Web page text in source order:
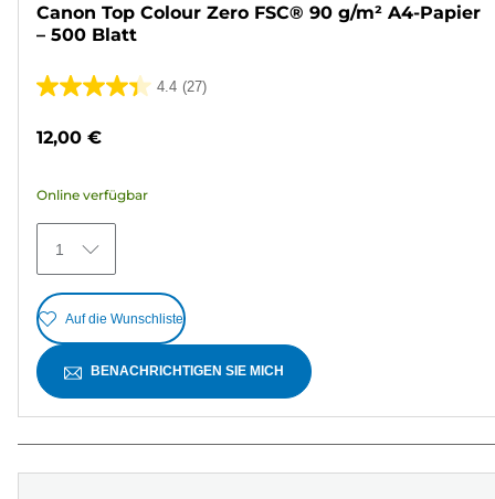
Canon Top Colour Zero FSC® 90 g/m² A4-Papier
– 500 Blatt
4.4 (27)
4.4
27
Bewertungen
12,00 €
Online verfügbar
1
Auf die Wunschliste
BENACHRICHTIGEN SIE MICH